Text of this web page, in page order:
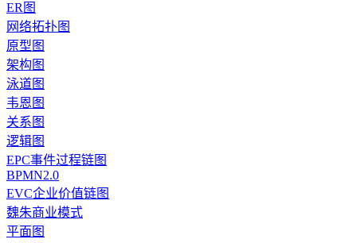
ER图
网络拓扑图
原型图
架构图
泳道图
韦恩图
关系图
逻辑图
EPC事件过程链图
BPMN2.0
EVC企业价值链图
魏朱商业模式
平面图